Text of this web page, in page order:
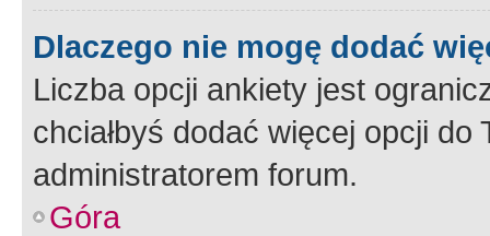
Dlaczego nie mogę dodać
Liczba opcji ankiety jest
chciałbyś dodać więcej opcji
administratorem forum.
Góra